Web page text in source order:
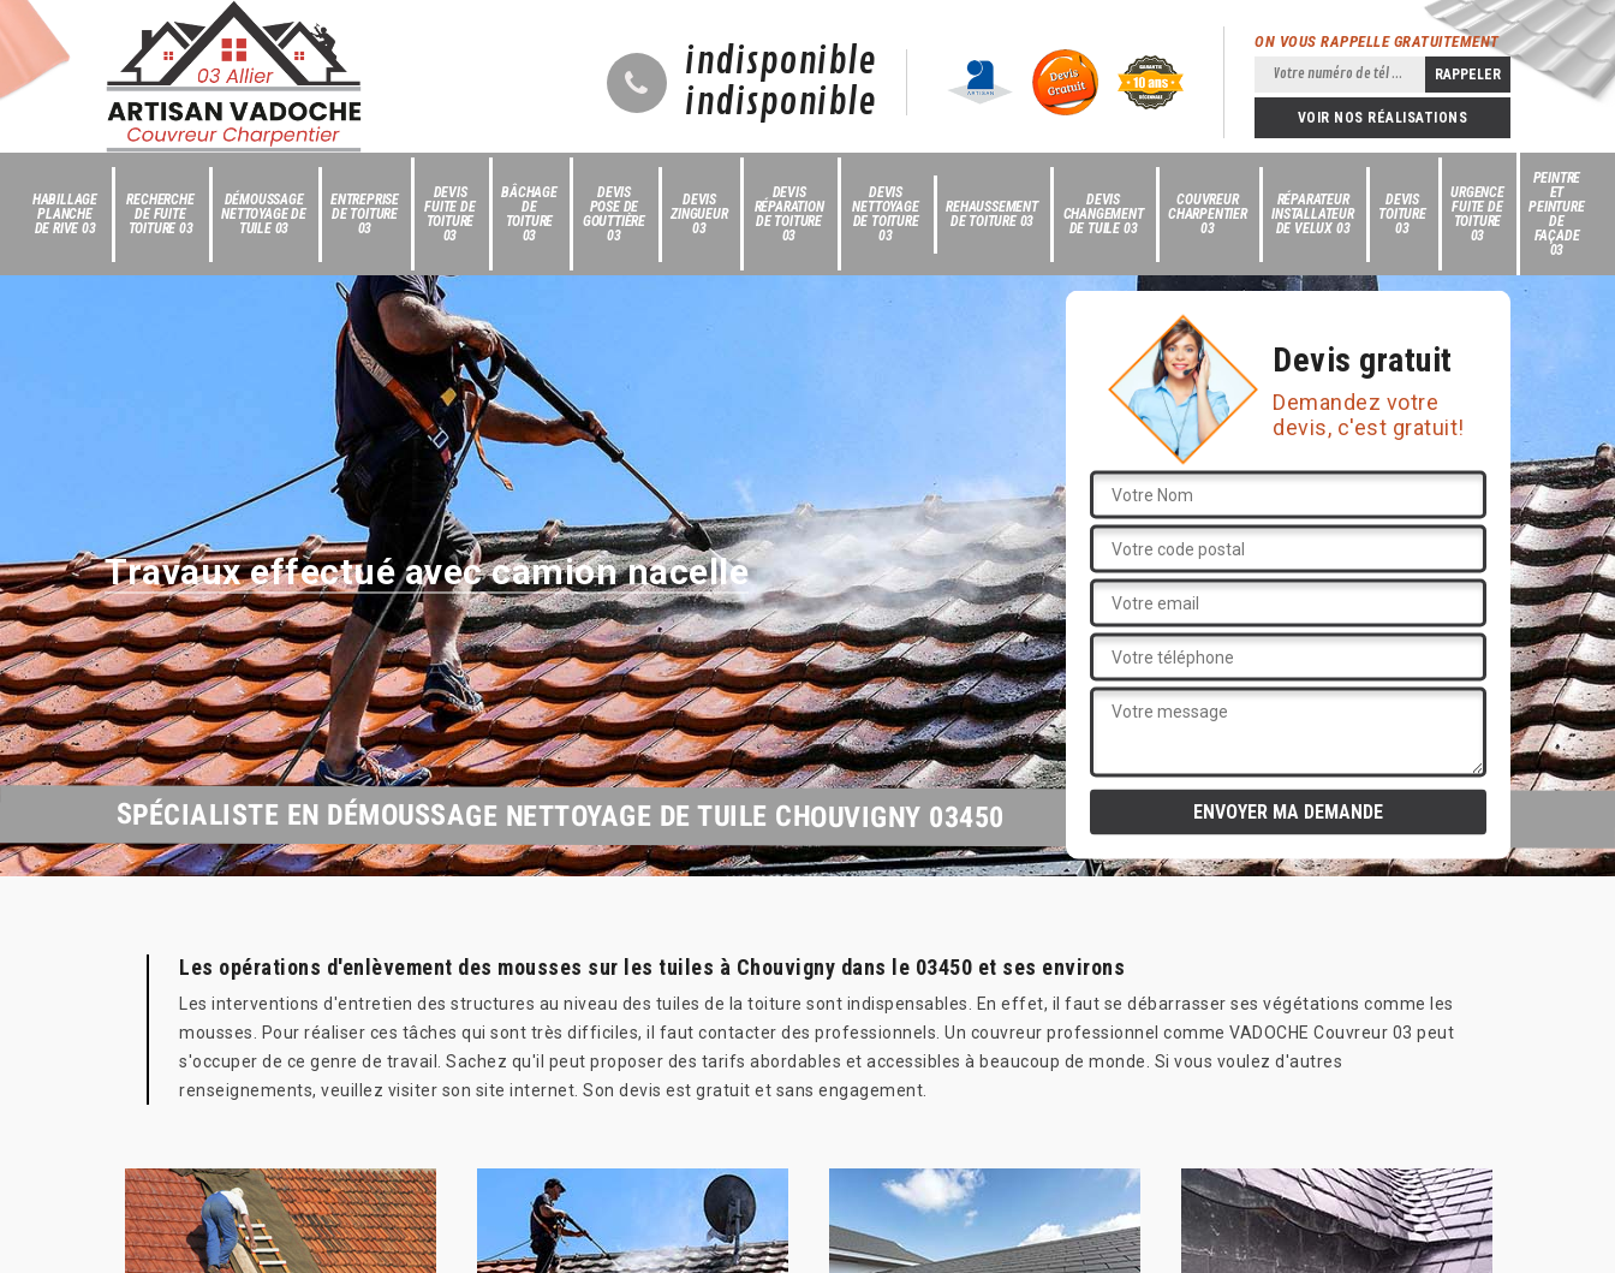
indisponible
indisponible
ON VOUS RAPPELLE GRATUITEMENT
VOIR NOS RÉALISATIONS
HABILLAGE
PLANCHE
DE RIVE 03
RECHERCHE
DE FUITE
TOITURE 03
DÉMOUSSAGE
NETTOYAGE DE
TUILE 03
ENTREPRISE
DE TOITURE
03
DEVIS
FUITE DE
TOITURE
03
BÂCHAGE
DE
TOITURE
03
DEVIS
POSE DE
GOUTTIÈRE
03
DEVIS
ZINGUEUR
03
DEVIS
RÉPARATION
DE TOITURE
03
DEVIS
NETTOYAGE
DE TOITURE
03
REHAUSSEMENT
DE TOITURE 03
DEVIS
CHANGEMENT
DE TUILE 03
COUVREUR
CHARPENTIER
03
RÉPARATEUR
INSTALLATEUR
DE VELUX 03
DEVIS
TOITURE
03
URGENCE
FUITE DE
TOITURE
03
PEINTRE
ET
PEINTURE
DE
FAÇADE
03
Travaux effectué avec camion nacelle
Devis gratuit
Demandez votre
devis, c'est gratuit!
SPÉCIALISTE EN DÉMOUSSAGE NETTOYAGE DE TUILE CHOUVIGNY 03450
Les opérations d'enlèvement des mousses sur les tuiles à Chouvigny dans le 03450 et ses environs
Les interventions d'entretien des structures au niveau des tuiles de la toiture sont indispensables. En effet, il faut se débarrasser ses végétations comme les
mousses. Pour réaliser ces tâches qui sont très difficiles, il faut contacter des professionnels. Un couvreur professionnel comme VADOCHE Couvreur 03 peut
s'occuper de ce genre de travail. Sachez qu'il peut proposer des tarifs abordables et accessibles à beaucoup de monde. Si vous voulez d'autres
renseignements, veuillez visiter son site internet. Son devis est gratuit et sans engagement.